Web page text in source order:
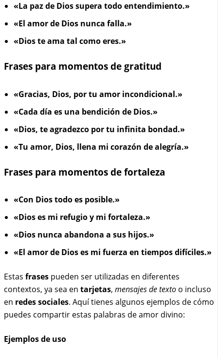
«La paz de Dios supera todo entendimiento.»
«El amor de Dios nunca falla.»
«Dios te ama tal como eres.»
Frases para momentos de gratitud
«Gracias, Dios, por tu amor incondicional.»
«Cada día es una bendición de Dios.»
«Dios, te agradezco por tu infinita bondad.»
«Tu amor, Dios, llena mi corazón de alegría.»
Frases para momentos de fortaleza
«Con Dios todo es posible.»
«Dios es mi refugio y mi fortaleza.»
«Dios nunca abandona a sus hijos.»
«El amor de Dios es mi fuerza en tiempos difíciles.»
Estas frases pueden ser utilizadas en diferentes
contextos, ya sea en tarjetas, mensajes de texto o incluso
en redes sociales. Aquí tienes algunos ejemplos de cómo
puedes compartir estas palabras de amor divino:
Ejemplos de uso